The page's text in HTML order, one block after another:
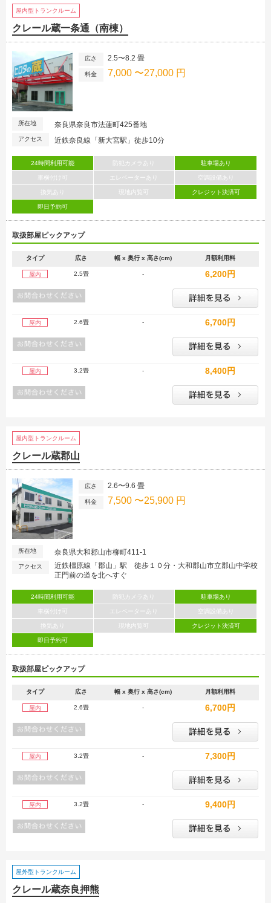
屋内型トランクルーム
クレール蔵一条通（南棟）
広さ 2.5〜8.2 畳
料金 7,000 〜27,000 円
所在地 奈良県奈良市法蓮町425番地
アクセス 近鉄奈良線「新大宮駅」徒歩10分
24時間利用可能 防犯カメラあり 駐車場あり
車横付け可 エレベーターあり 空調設備あり
換気あり 現地内覧可 クレジット決済可
即日予約可
取扱部屋ピックアップ
タイプ 広さ 幅 x 奥行 x 高さ(cm) 月額利用料
屋内 2.5畳 - 6,200円
屋内 2.6畳 - 6,700円
屋内 3.2畳 - 8,400円
屋内型トランクルーム
クレール蔵郡山
広さ 2.6〜9.6 畳
料金 7,500 〜25,900 円
所在地 奈良県大和郡山市柳町411-1
アクセス
近鉄橿原線「郡山」駅 徒歩１０分・大和郡山市立郡山中学校
正門前の道を北へすぐ
24時間利用可能 防犯カメラあり 駐車場あり
車横付け可 エレベーターあり 空調設備あり
換気あり 現地内覧可 クレジット決済可
即日予約可
取扱部屋ピックアップ
タイプ 広さ 幅 x 奥行 x 高さ(cm) 月額利用料
屋内 2.6畳 - 6,700円
屋内 3.2畳 - 7,300円
屋内 3.2畳 - 9,400円
屋外型トランクルーム
クレール蔵奈良押熊